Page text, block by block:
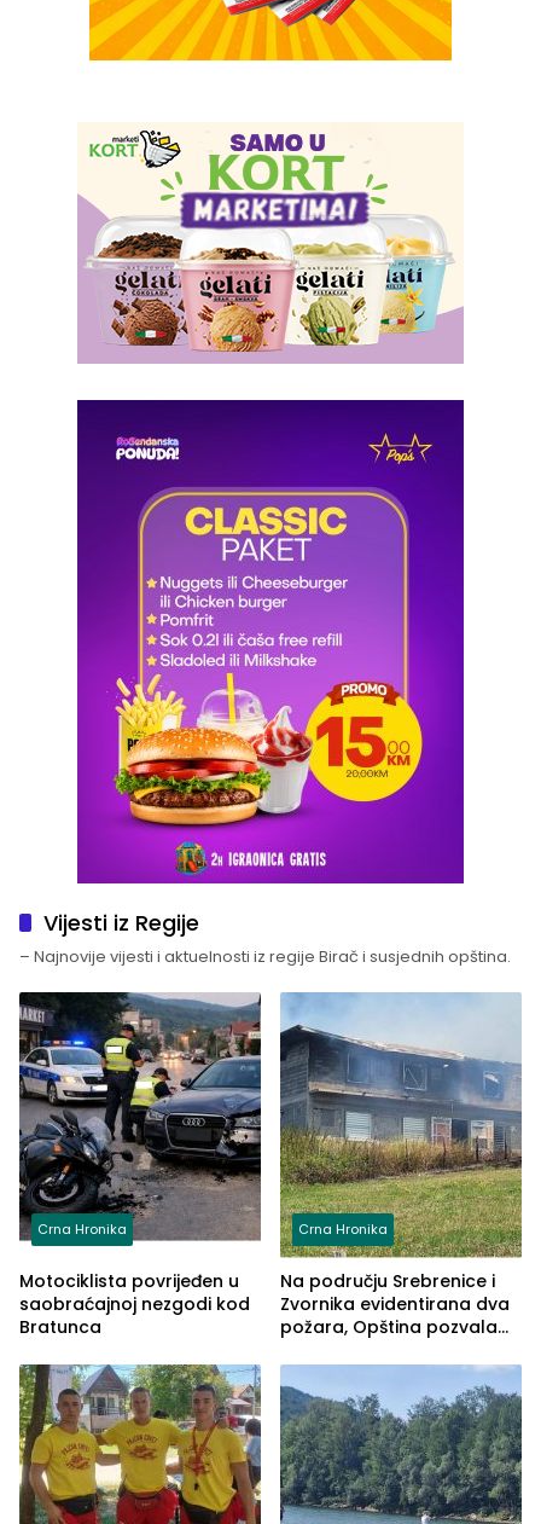
Vijesti iz Regije
– Najnovije vijesti i aktuelnosti iz regije Birač i susjednih opština.
Crna Hronika
Motociklista povrijeđen u
saobraćajnoj nezgodi kod
Bratunca
Crna Hronika
Na području Srebrenice i
Zvornika evidentirana dva
požara, Opština pozvala